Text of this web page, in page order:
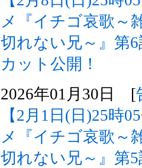
メ『イチゴ哀歌～
切れない兄～』第
カット公開！
2026年01月30日 [
【2月1日(日)25時
メ『イチゴ哀歌～
切れない兄～』第